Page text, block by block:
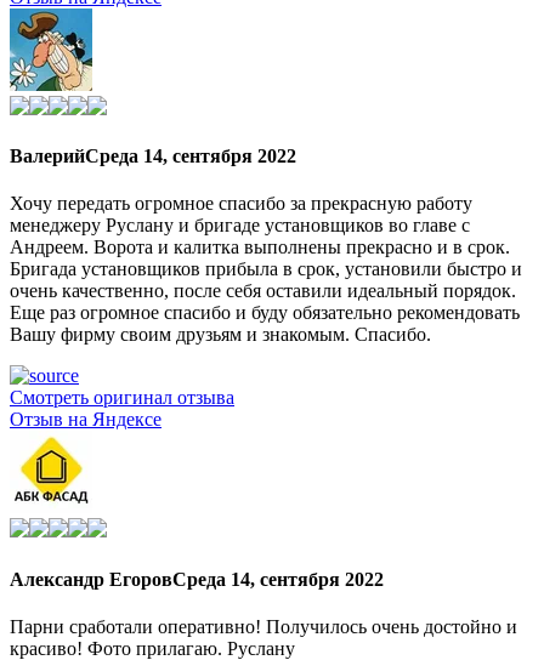
ВалерийСреда 14, сентября 2022
Хочу передать огромное спасибо за прекрасную работу
менеджеру Руслану и бригаде установщиков во главе с
Андреем. Ворота и калитка выполнены прекрасно и в срок.
Бригада установщиков прибыла в срок, установили быстро и
очень качественно, после себя оставили идеальный порядок.
Еще раз огромное спасибо и буду обязательно рекомендовать
Вашу фирму своим друзьям и знакомым. Спасибо.
Смотреть оригинал отзыва
Отзыв на Яндексе
Александр ЕгоровСреда 14, сентября 2022
Парни сработали оперативно! Получилось очень достойно и
красиво! Фото прилагаю. Руслану